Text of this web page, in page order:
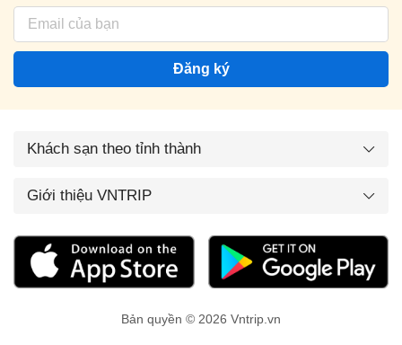
Đăng ký
Khách sạn theo tỉnh thành
Giới thiệu VNTRIP
Bản quyền © 2026 Vntrip.vn